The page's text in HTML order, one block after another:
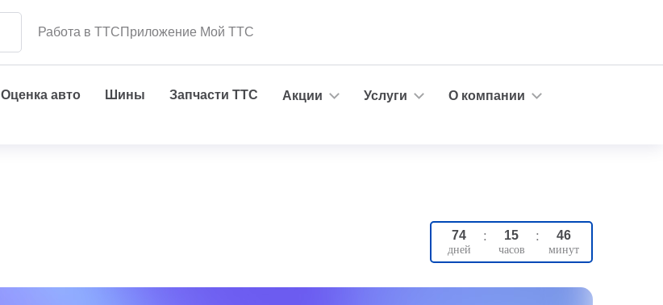
Работа в ТТСПриложение Мой ТТС
Оценка авто Шины Запчасти ТТС Акции Услуги
О компании
74 : 15 : 46